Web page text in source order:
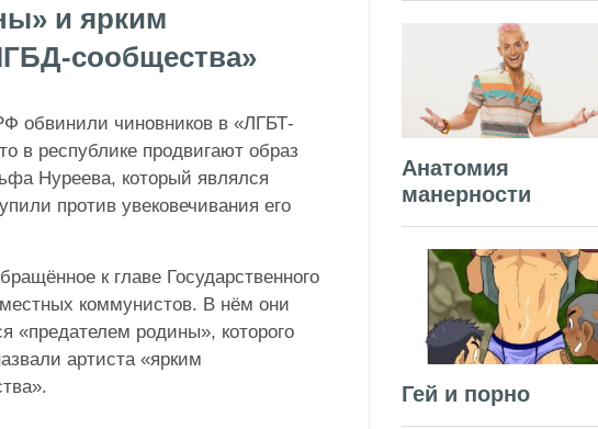
и ярким
сообщества»
обвинили чиновников в «ЛГБТ-
в республике продвигают образ
Нуреева, который являлся
против увековечивания его
к главе Государственного
местных коммунистов. В нём они
«предателем родины», которого
артиста «ярким
Анатомия
манерности
Гей и порно